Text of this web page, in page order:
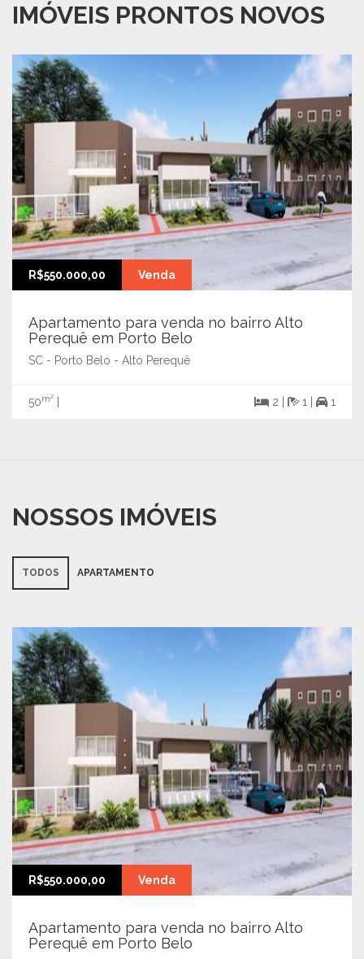
IMÓVEIS PRONTOS NOVOS
R$550.000,00 Venda
Apartamento para venda no bairro Alto
Perequê em Porto Belo
SC - Porto Belo - Alto Perequê
50m² 2 | 1 | 1
NOSSOS IMÓVEIS
TODOS APARTAMENTO
R$550.000,00 Venda
Apartamento para venda no bairro Alto
Perequê em Porto Belo